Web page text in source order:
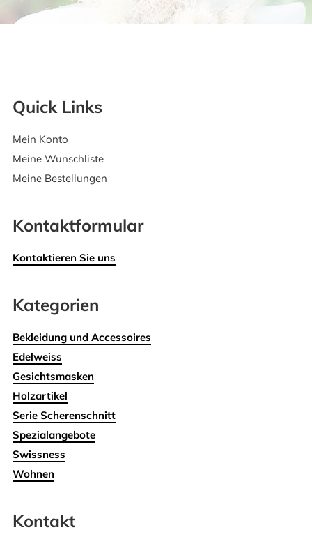
Quick Links
Mein Konto
Meine Wunschliste
Meine Bestellungen
Kontaktformular
Kontaktieren Sie uns
Kategorien
Bekleidung und Accessoires
Edelweiss
Gesichtsmasken
Holzartikel
Serie Scherenschnitt
Spezialangebote
Swissness
Wohnen
Kontakt